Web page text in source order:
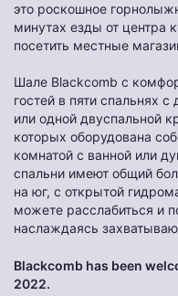
это роскошное
минутах езды от центра
посетить местные
Шале Blackcomb с
гостей в пяти спальнях
или одной двуспальной
которых оборудована
комнатой с ванной или
спальни имеют общий
на юг, с открытой
можете расслабиться и
наслаждаясь
Blackcomb has been
2022.